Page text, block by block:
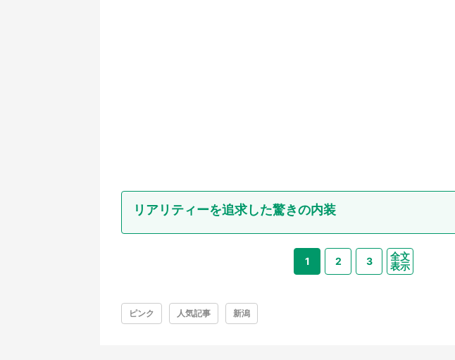
リアリティーを追求した驚きの内装
1 2 3
全文
表示
ピンク 人気記事 新潟